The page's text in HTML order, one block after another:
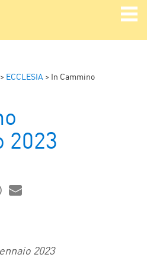
> ECCLESIA > In Cammino
2023
2023